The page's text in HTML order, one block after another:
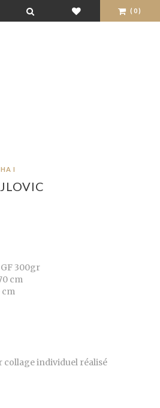
(0)
I
300gr
cm
cm
collage individuel réalisé